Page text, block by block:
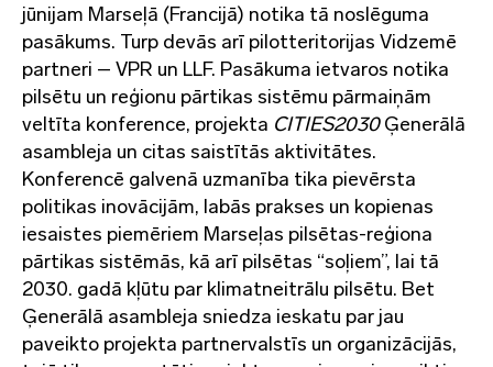
jūnijam Marseļā (Francijā) notika tā noslēguma
pasākums. Turp devās arī pilotteritorijas Vidzemē
partneri – VPR un LLF. Pasākuma ietvaros notika
pilsētu un reģionu pārtikas sistēmu pārmaiņām
veltīta konference, projekta CITIES2030Ģenerālā
asambleja un citas saistītās aktivitātes.
Konferencē galvenā uzmanība tika pievērsta
politikas inovācijām, labās prakses un kopienas
iesaistes piemēriem Marseļas pilsētas-reģiona
pārtikas sistēmās, kā arī pilsētas “soļiem”, lai tā
2030. gadā kļūtu par klimatneitrālu pilsētu. Bet
Ģenerālā asambleja sniedza ieskatu par jau
paveikto projekta partnervalstīs un organizācijās,